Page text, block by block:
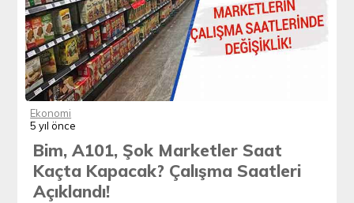
Ekonomi
5 yıl önce
Bim, A101, Şok Marketler Saat
Kaçta Kapacak? Çalışma Saatleri
Açıklandı!